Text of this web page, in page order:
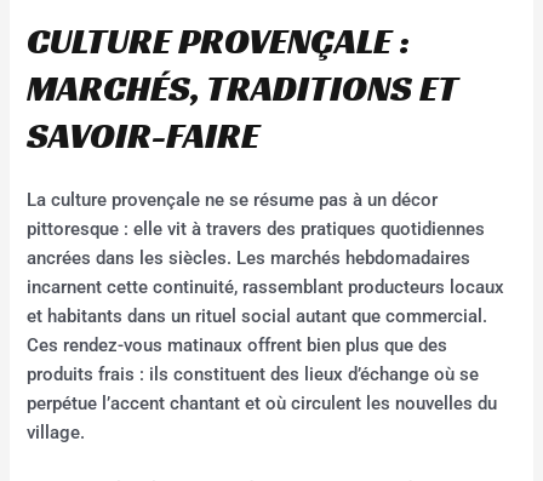
CULTURE PROVENÇALE :
MARCHÉS, TRADITIONS ET
SAVOIR-FAIRE
La culture provençale ne se résume pas à un décor
pittoresque : elle vit à travers des pratiques quotidiennes
ancrées dans les siècles. Les marchés hebdomadaires
incarnent cette continuité, rassemblant producteurs locaux
et habitants dans un rituel social autant que commercial.
Ces rendez-vous matinaux offrent bien plus que des
produits frais : ils constituent des lieux d’échange où se
perpétue l’accent chantant et où circulent les nouvelles du
village.